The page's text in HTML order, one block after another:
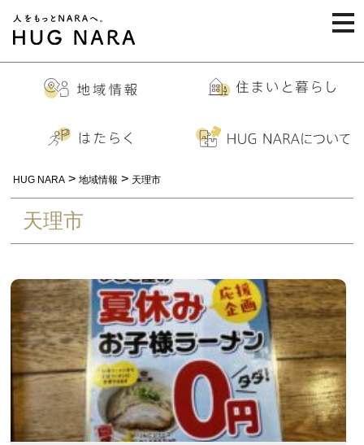
HUG NARA > 地域情報 > 天理市
天理市